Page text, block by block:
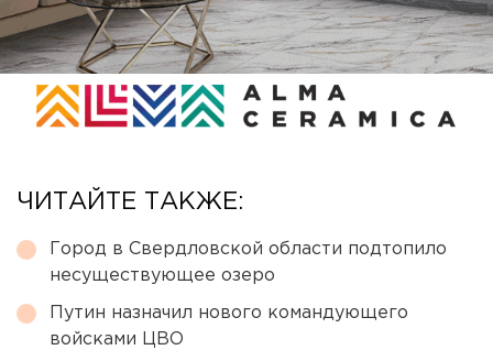
ЧИТАЙТЕ ТАКЖЕ:
Город в Свердловской области подтопило
несуществующее озеро
Путин назначил нового командующего
войсками ЦВО